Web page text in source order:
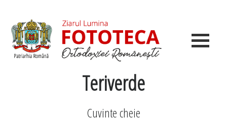
Teriverde
Cuvinte cheie